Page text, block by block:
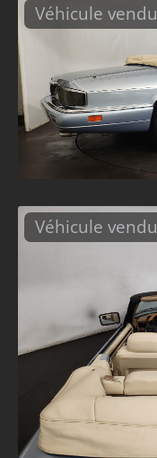
Véhicule vendu
Véhicule vendu